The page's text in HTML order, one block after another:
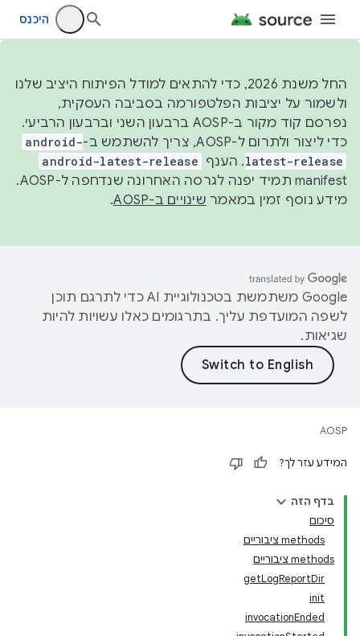
היכנס
החל משנת 2026, כדי להתאים למודל הפיתוח היציב שלנו
ולשמור על יציבות הפלטפורמה בסביבה העסקית,
נפרסם קוד מקור ב-AOSP ברבעון השני וברבעון הרביעי.
כדי ליצור ולתרום ל-AOSP, צריך להשתמש ב-
android-
latest-release. הענף android-latest-release
manifest תמיד יפנה לגרסה האחרונה שנדחפה ל-AOSP.
מידע נוסף זמין במאמר שינויים ב-AOSP .
‫Google משתמשת בטכנולוגיית AI כדי לתרגם תוכן
לשפה המועדפת עליך. בתרגומים כאלו עשויות להיות
שגיאות.
AOSP
המידע עזר לך?
בדף הזה
סיכום
‫methods ציבוריים
‫methods ציבוריים
getLogReportDir
init
invocationEnded